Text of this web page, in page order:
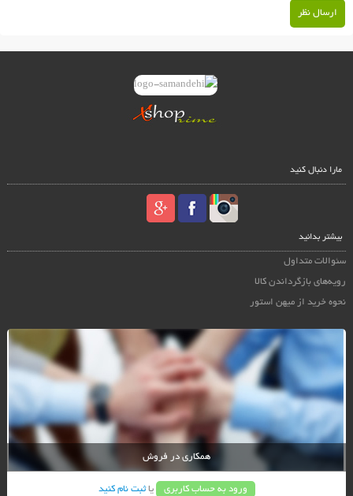
ارسال نظر
مارا دنبال کنید
بیشتر بدانید
سئوالات متداول
رویه‌های بازگرداندن کالا
نحوه خرید از میهن استور
همکاری در فروش
ورود به حساب کاربری یاثبت نام کنید